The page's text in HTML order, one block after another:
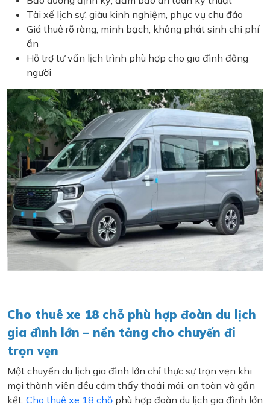
Tài xế lịch sự, giàu kinh nghiệm, phục vụ chu đáo
Giá thuê rõ ràng, minh bạch, không phát sinh chi phí
ẩn
Hỗ trợ tư vấn lịch trình phù hợp cho gia đình đông
người
Cho thuê xe 18 chỗ phù hợp đoàn du lịch
gia đình lớn – nền tảng cho chuyến đi
trọn vẹn
Một chuyến du lịch gia đình lớn chỉ thực sự trọn vẹn khi
mọi thành viên đều cảm thấy thoải mái, an toàn và gắn
kết. Cho thuê xe 18 chỗ phù hợp đoàn du lịch gia đình lớn